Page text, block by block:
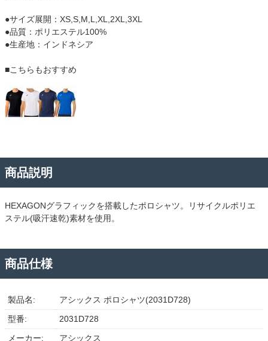
●サイズ展開：XS,S,M,L,XL,2XL,3XL
●品質：ポリエステル100%
●生産地：インドネシア
■こちらもおすすめ
商品説明
HEXAGONグラフィックを搭載したポロシャツ。リサイクルポリエ
ステル(吸汗速乾)素材を使用。
商品仕様
製品名:
アシックス ポロシャツ(2031D728)
型番:
2031D728
メーカー:
アシックス